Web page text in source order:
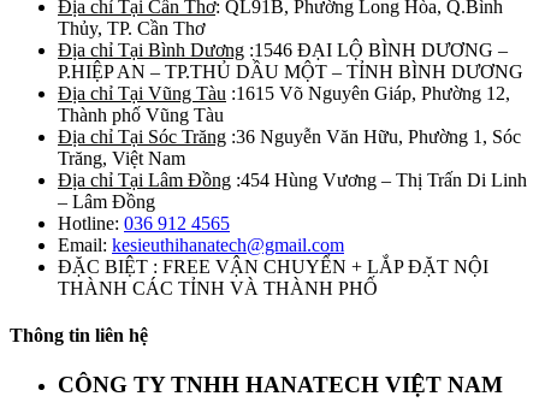
Địa chỉ Tại Cần Thơ: QL91B, Phường Long Hòa, Q.Bình
Thủy, TP. Cần Thơ
Địa chỉ Tại Bình Dương :1546 ĐẠI LỘ BÌNH DƯƠNG –
P.HIỆP AN – TP.THỦ DẦU MỘT – TỈNH BÌNH DƯƠNG
Địa chỉ Tại Vũng Tàu :1615 Võ Nguyên Giáp, Phường 12,
Thành phố Vũng Tàu
Địa chỉ Tại Sóc Trăng :36 Nguyễn Văn Hữu, Phường 1, Sóc
Trăng, Việt Nam
Địa chỉ Tại Lâm Đồng :454 Hùng Vương – Thị Trấn Di Linh
– Lâm Đồng
Hotline: 036 912 4565
Email: kesieuthihanatech@gmail.com
ĐẶC BIỆT : FREE VẬN CHUYỂN + LẮP ĐẶT NỘI
THÀNH CÁC TỈNH VÀ THÀNH PHỐ
Thông tin liên hệ
CÔNG TY TNHH HANATECH VIỆT NAM